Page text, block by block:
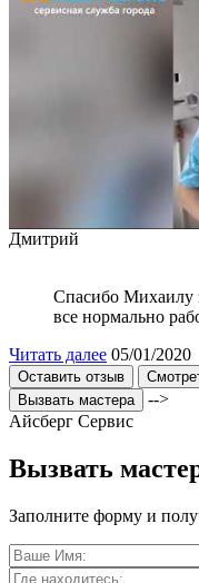
Дмитрий
Спасибо Михаилу
все нормально
Читать далее 05/01/2020
Оставить отзыв
Вызвать мастера
-->
Айсберг Сервис
Вызвать
Заполните форму и